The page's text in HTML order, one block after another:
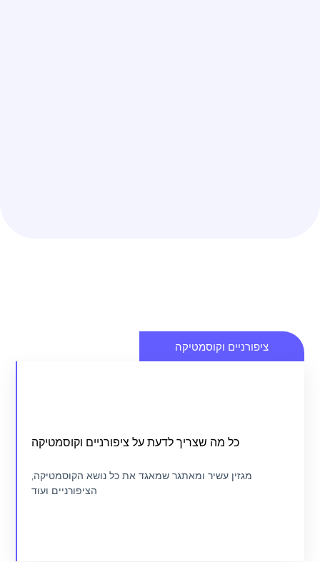
ציפורניים וקוסמטיקה
כל מה שצריך לדעת על ציפורניים וקוסמטיקה
מגזין עשיר ומאתגר שמאגד את כל נושא הקוסמטיקה,
הציפורניים ועוד
מגזין ציפורניים וקוסמטיקה
כנסו